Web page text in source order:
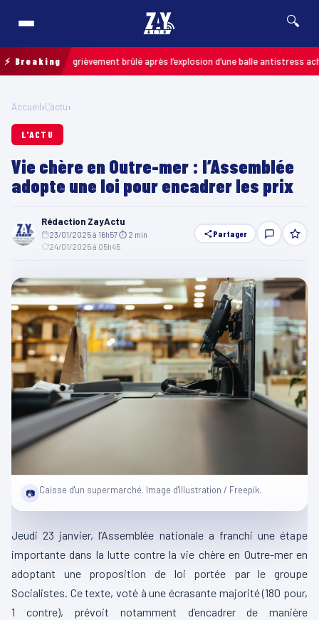
🔍
⚡ Breaking
enfant grièvement brûlé après l’explosion d’une balle antistress achetée en
Accueil›L'actu›
L'ACTU
Vie chère en Outre-mer : l’Assemblée
adopte une loi pour encadrer les prix
Rédaction ZayActu
23/01/2025 à 16h57⏱ 2 min
24/01/2025 à 05h45
Partager
📷 Caisse d'un supermarché. Image d'illustration / Freepik.
Jeudi 23 janvier, l’Assemblée nationale a franchi une étape
importante dans la lutte contre la vie chère en Outre-mer en
adoptant une proposition de loi portée par le groupe
Socialistes. Ce texte, voté à une écrasante majorité (180 pour,
1 contre), prévoit notamment d’encadrer de manière